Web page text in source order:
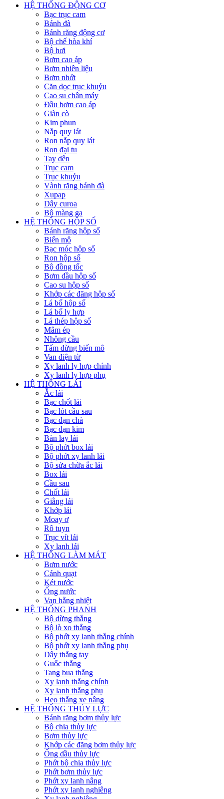
HỆ THỐNG ĐỘNG CƠ
Bạc trục cam
Bánh đà
Bánh răng động cơ
Bộ chế hòa khí
Bộ hơi
Bơm cao áp
Bơm nhiên liệu
Bơm nhớt
Căn dọc trục khuỷu
Cao su chân máy
Đầu bơm cao áp
Giàn cò
Kim phun
Nắp quy lát
Ron nắp quy lát
Ron đại tu
Tay dên
Trục cam
Trục khuỷu
Vành răng bánh đà
Xupap
Dây curoa
Bộ màng ga
HỆ THỐNG HỘP SỐ
Bánh răng hộp số
Biến mô
Bạc móc hộp số
Ron hộp số
Bộ đồng tốc
Bơm dầu hộp số
Cao su hộp số
Khớp các đăng hộp số
Lá bố hộp số
Lá bố ly hợp
Lá thép hộp số
Mâm ép
Nhông cầu
Tấm dừng biến mô
Van điện từ
Xy lanh ly hợp chính
Xy lanh ly hợp phụ
HỆ THỐNG LÁI
Ắc lái
Bạc chốt lái
Bạc lót cầu sau
Bạc đạn chà
Bạc đạn kim
Bàn lay lái
Bộ phớt box lái
Bộ phớt xy lanh lái
Bộ sửa chữa ắc lái
Box lái
Cầu sau
Chốt lái
Giằng lái
Khớp lái
Moay ơ
Rô tuyn
Trục vít lái
Xy lanh lái
HỆ THỐNG LÀM MÁT
Bơm nước
Cánh quạt
Két nước
Ống nước
Van hằng nhiệt
HỆ THỐNG PHANH
Bộ dừng thắng
Bộ lò xo thắng
Bộ phớt xy lanh thắng chính
Bộ phớt xy lanh thắng phụ
Dây thắng tay
Guốc thắng
Tang bua thắng
Xy lanh thắng chính
Xy lanh thắng phụ
Heo thắng xe nâng
HỆ THỐNG THỦY LỰC
Bánh răng bơm thủy lực
Bộ chia thủy lực
Bơm thủy lực
Khớp các đăng bơm thủy lực
Ống dầu thủy lực
Phớt bộ chia thủy lực
Phớt bơm thủy lực
Phớt xy lanh nâng
Phớt xy lanh nghiêng